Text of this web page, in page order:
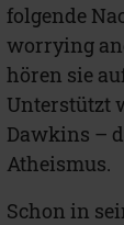
folgende
worrying
hören sie
Unterstützt
Dawkins –
Atheismus.
Schon in